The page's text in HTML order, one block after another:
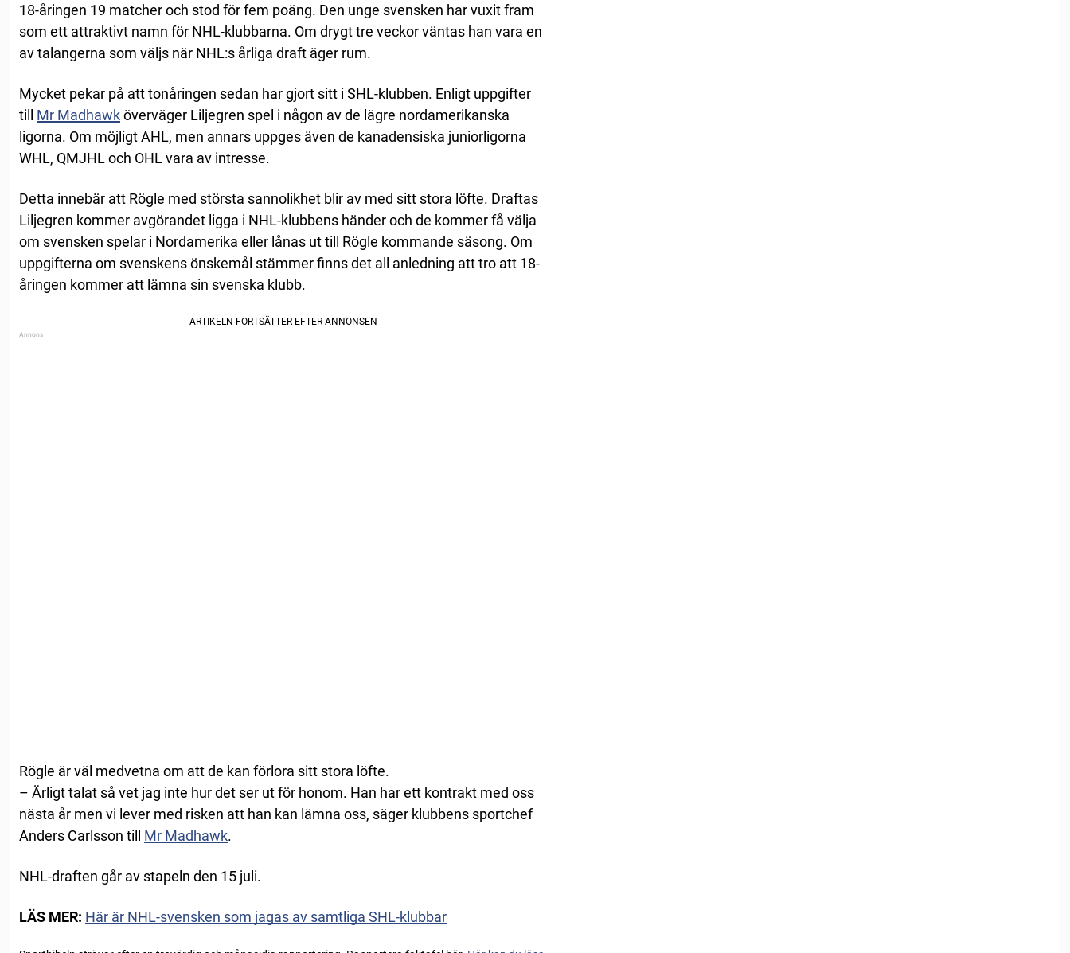
18-åringen 19 matcher och stod för fem poäng. Den unge svensken har vuxit fram
som ett attraktivt namn för NHL-klubbarna. Om drygt tre veckor väntas han vara en
av talangerna som väljs när NHL:s årliga draft äger rum.
Mycket pekar på att tonåringen sedan har gjort sitt i SHL-klubben. Enligt uppgifter
till Mr Madhawköverväger Liljegren spel i någon av de lägre nordamerikanska
ligorna. Om möjligt AHL, men annars uppges även de kanadensiska juniorligorna
WHL, QMJHL och OHL vara av intresse.
Detta innebär att Rögle med största sannolikhet blir av med sitt stora löfte. Draftas
Liljegren kommer avgörandet ligga i NHL-klubbens händer och de kommer få välja
om svensken spelar i Nordamerika eller lånas ut till Rögle kommande säsong. Om
uppgifterna om svenskens önskemål stämmer finns det all anledning att tro att 18-
åringen kommer att lämna sin svenska klubb.
Rögle är väl medvetna om att de kan förlora sitt stora löfte.
– Ärligt talat så vet jag inte hur det ser ut för honom. Han har ett kontrakt med oss
nästa år men vi lever med risken att han kan lämna oss, säger klubbens sportchef
Anders Carlsson till Mr Madhawk.
NHL-draften går av stapeln den 15 juli.
LÄS MER: Här är NHL-svensken som jagas av samtliga SHL-klubbar